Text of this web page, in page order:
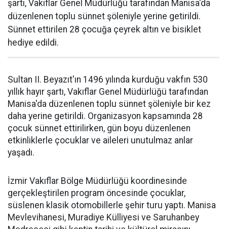
şartı, Vakıflar Genel Müdürlüğü tarafından Manisa'da
düzenlenen toplu sünnet şöleniyle yerine getirildi.
Sünnet ettirilen 28 çocuğa çeyrek altın ve bisiklet
hediye edildi.
Sultan II. Beyazıt'ın 1496 yılında kurduğu vakfın 530
yıllık hayır şartı, Vakıflar Genel Müdürlüğü tarafından
Manisa'da düzenlenen toplu sünnet şöleniyle bir kez
daha yerine getirildi. Organizasyon kapsamında 28
çocuk sünnet ettirilirken, gün boyu düzenlenen
etkinliklerle çocuklar ve aileleri unutulmaz anlar
yaşadı.
İzmir Vakıflar Bölge Müdürlüğü koordinesinde
gerçekleştirilen program öncesinde çocuklar,
süslenen klasik otomobillerle şehir turu yaptı. Manisa
Mevlevihanesi, Muradiye Külliyesi ve Saruhanbey